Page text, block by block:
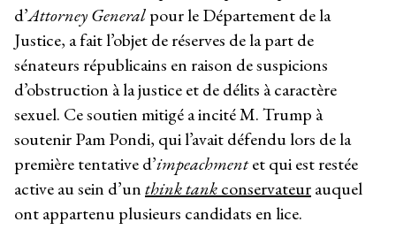
d’Attorney Generalpour le Département de la
Justice, a fait l’objet de réserves de la part de
sénateurs républicains en raison de suspicions
d’obstruction à la justice et de délits à caractère
sexuel. Ce soutien mitigé a incité M. Trump à
soutenir Pam Pondi, qui l’avait défendu lors de la
première tentative d’impeachmentet qui est restée
active au sein d’unthink tankconservateurauquel
ont appartenu plusieurs candidats en lice.